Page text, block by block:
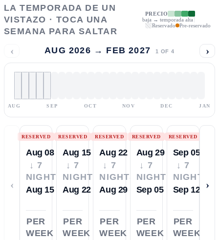
LA TEMPORADA DE UN
VISTAZO · TOCA UNA
SEMANA PARA SALTAR
PRECIO
baja → temporada alta
Reservado
Pre-reservado
‹ AUG 2026 → FEB 2027 1 OF 4 ›
AUG SEP OCT NOV DEC JAN
‹
RESERVED
Aug 08
↓ 7
NIGHTS
Aug 15
PER
WEEK
RESERVED
Aug 15
↓ 7
NIGHTS
Aug 22
PER
WEEK
RESERVED
Aug 22
↓ 7
NIGHTS
Aug 29
PER
WEEK
RESERVED
Aug 29
↓ 7
NIGHTS
Sep 05
PER
WEEK
RESERVED
Sep 05
↓ 7
NIGHTS
Sep 12
PER
WEEK
›